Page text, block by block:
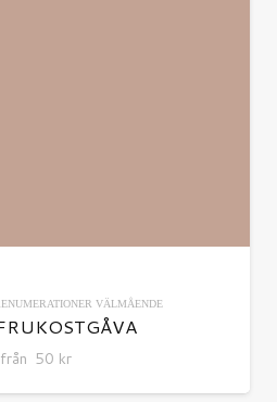
VÄLMÅENDE
från 50 kr